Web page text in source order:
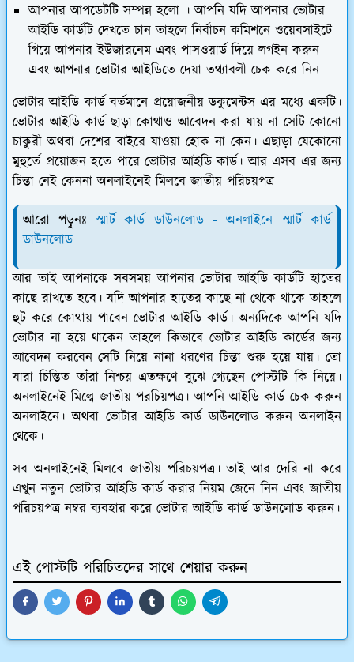
আপনার আপডেটটি সম্পন্ন হলো । আপনি যদি আপনার ভোটার
আইডি কার্ডটি দেখতে চান তাহলে নির্বাচন কমিশনে ওয়েবসাইটে
গিয়ে আপনার ইউজারনেম এবং পাসওয়ার্ড দিয়ে লগইন করুন
এবং আপনার ভোটার আইডিতে দেয়া তথ্যাবলী চেক করে নিন
ভোটার আইডি কার্ড বর্তমানে প্রয়োজনীয় ডকুমেন্টস এর মধ্যে একটি।
ভোটার আইডি কার্ড ছাড়া কোথাও আবেদন করা যায় না সেটি কোনো
চাকুরী অথবা দেশের বাইরে যাওয়া হোক না কেন। এছাড়া যেকোনো
মুহুর্তে প্রয়োজন হতে পারে ভোটার আইডি কার্ড। আর এসব এর জন্য
চিন্তা নেই কেননা অনলাইনেই মিলবে জাতীয় পরিচয়পত্র
আরো পড়ুনঃস্মার্ট কার্ড ডাউনলোড - অনলাইনে স্মার্ট কার্ড
ডাউনলোড
আর তাই আপনাকে সবসময় আপনার ভোটার আইডি কার্ডটি হাতের
কাছে রাখতে হবে। যদি আপনার হাতের কাছে না থেকে থাকে তাহলে
হুট করে কোথায় পাবেন ভোটার আইডি কার্ড। অন্যদিকে আপনি যদি
ভোটার না হয়ে থাকেন তাহলে কিভাবে ভোটার আইডি কার্ডের জন্য
আবেদন করবেন সেটি নিয়ে নানা ধরণের চিন্তা শুরু হয়ে যায়। তো
যারা চিন্তিত তাঁরা নিশ্চয় এতক্ষণে বুঝে গ্যেছেন পোস্টটি কি নিয়ে।
অনলাইনেই মিল্বে জাতীয় পরচিয়পত্র। আপনি আইডি কার্ড চেক করুন
অনলাইনে। অথবা ভোটার আইডি কার্ড ডাউনলোড করুন অনলাইন
থেকে।
সব অনলাইনেই মিলবে জাতীয় পরিচয়পত্র। তাই আর দেরি না করে
এখুন নতুন ভোটার আইডি কার্ড করার নিয়ম জেনে নিন এবং জাতীয়
পরিচয়পত্র নম্বর ব্যবহার করে ভোটার আইডি কার্ড ডাউনলোড করুন।
এই পোস্টটি পরিচিতদের সাথে শেয়ার করুন